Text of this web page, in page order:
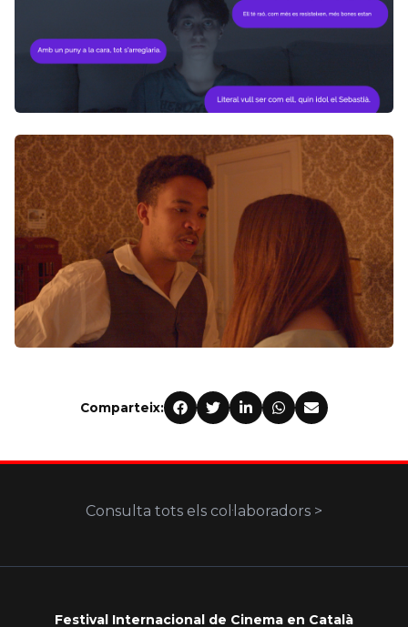
Comparteix:
Consulta tots els col·laboradors >
Festival Internacional de Cinema en Català